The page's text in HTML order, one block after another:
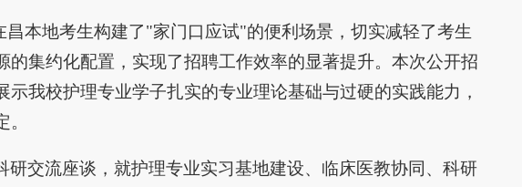
本地考生构建了"家门口应试"的便利场景，切实减轻了考生
集约化配置，实现了招聘工作效率的显著提升。本次公开招
我校护理专业学子扎实的专业理论基础与过硬的实践能力，
交流座谈，就护理专业实习基地建设、临床医教协同、科研